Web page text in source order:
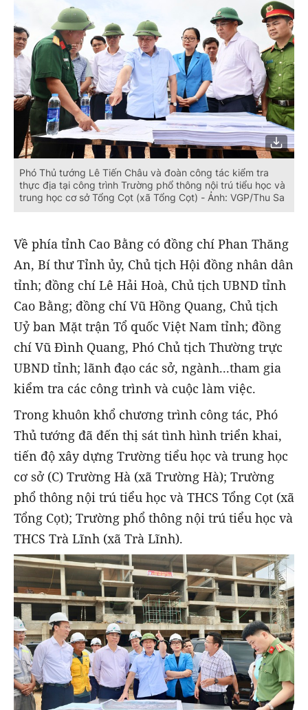
Phó Thủ tướng Lê Tiến Châu và đoàn công tác kiểm tra
thực địa tại công trình Trường phổ thông nội trú tiểu học và
trung học cơ sở Tổng Cọt (xã Tổng Cọt) - Ảnh: VGP/Thu Sa
Về phía tỉnh Cao Bằng có đồng chí Phan Thăng
An, Bí thư Tỉnh ủy, Chủ tịch Hội đồng nhân dân
tỉnh; đồng chí Lê Hải Hoà, Chủ tịch UBND tỉnh
Cao Bằng; đồng chí Vũ Hồng Quang, Chủ tịch
Uỷ ban Mặt trận Tổ quốc Việt Nam tỉnh; đồng
chí Vũ Đình Quang, Phó Chủ tịch Thường trực
UBND tỉnh; lãnh đạo các sở, ngành...tham gia
kiểm tra các công trình và cuộc làm việc.
Trong khuôn khổ chương trình công tác, Phó
Thủ tướng đã đến thị sát tình hình triển khai,
tiến độ xây dựng Trường tiểu học và trung học
cơ sở (C) Trường Hà (xã Trường Hà); Trường
phổ thông nội trú tiểu học và THCS Tổng Cọt (xã
Tổng Cọt); Trường phổ thông nội trú tiểu học và
THCS Trà Lĩnh (xã Trà Lĩnh).